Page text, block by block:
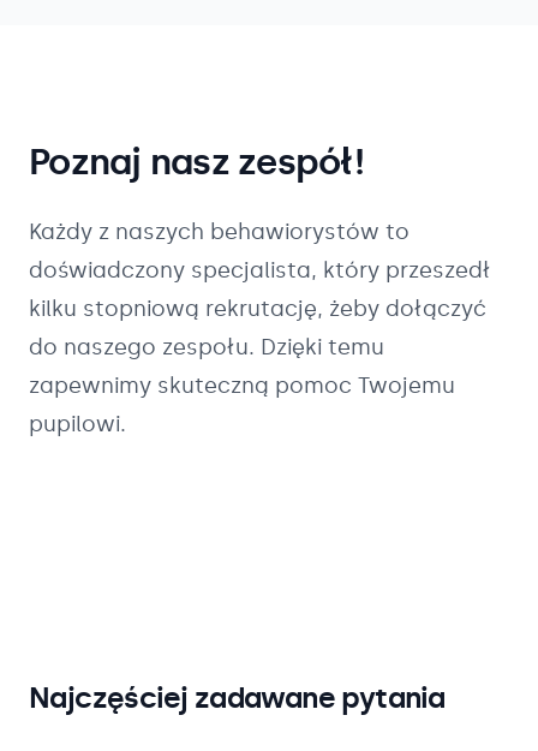
Poznaj nasz zespół!
Każdy z naszych behawiorystów to
doświadczony specjalista, który przeszedł
kilku stopniową rekrutację, żeby dołączyć
do naszego zespołu. Dzięki temu
zapewnimy skuteczną pomoc Twojemu
pupilowi.
Najczęściej zadawane pytania